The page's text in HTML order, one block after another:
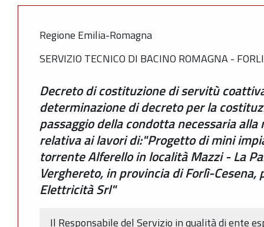
Regione Emilia-Romagna
SERVIZIO TECNICO DI BACINO ROMAGNA -
Decreto di costituzione di servitù
determinazione di decreto per la
passaggio della condotta necessaria alla
relativa ai lavori di:"Progetto di mini
torrente Alferello in località Mazzi - La
Verghereto, in provincia di Forlì-Cesena,
Elettricità Srl"
Il Responsabile del Servizio in qualità di ente